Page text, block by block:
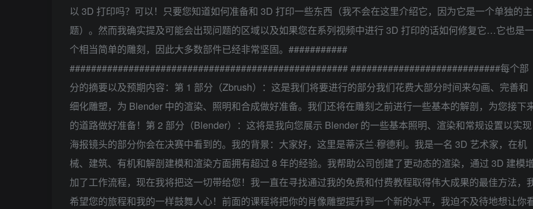
以 3D 打印吗？可以！只要您知道如何准备和 3D 打印一些东西（我不会在这里介绍它，因为它是一个单独的主
题）。然而我确实提及可能会出现问题的区域以及如果您在系列视频中进行 3D 打印的话如何修复它…它也是
个相当简单的雕刻，因此大多数部件已经非常坚固。###########
#################################################### ############################每个部
分的摘要以及预期内容：第 1 部分（Zbrush）：这是我们将要进行的部分我们花费大部分时间来勾画、完善和
细化雕塑，为 Blender 中的渲染、照明和合成做好准备。我们还将在雕刻之前进行一些基本的解剖，为您接下
的道路做好准备！第 2 部分（Blender）：这将是我向您展示 Blender 的一些基本照明、渲染和常规设置以实现
海报镜头的部分你会在决赛中看到的。我的背景：大家好，这里是蒂沃兰·穆德利。我是一名 3D 艺术家，在机
械、建筑、有机和解剖建模和渲染方面拥有超过 8 年的经验。我帮助公司创建了更动态的渲染，通过 3D 建模
加了工作流程，现在我将把这一切带给您！我一直在寻找通过我的免费和付费教程取得伟大成果的最佳方法，
希望您的旅程和我的一样鼓舞人心！前面的课程将把你的肖像雕塑提升到一个新的水平，我迫不及待地想让你